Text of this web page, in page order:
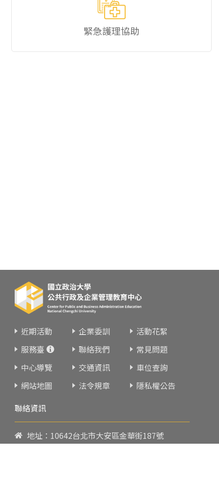
緊急護理協助
近期活動 企業委訓
活動花絮
服務臺
聯絡我們
常見問題
中心導覽
交通資訊
車位查詢
網站地圖
法令規章
隱私權公告
聯絡資訊
地址：10642台北市大安區金華街187號